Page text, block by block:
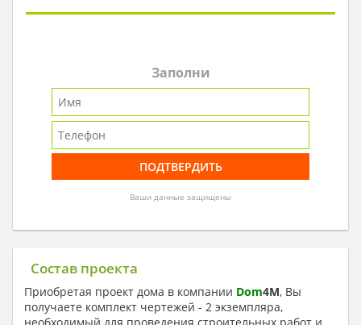
Заполни
Ваши данные защищены
Состав проекта
Приобретая проект дома в компании Dom4M, Вы
получаете комплект чертежей - 2 экземпляра,